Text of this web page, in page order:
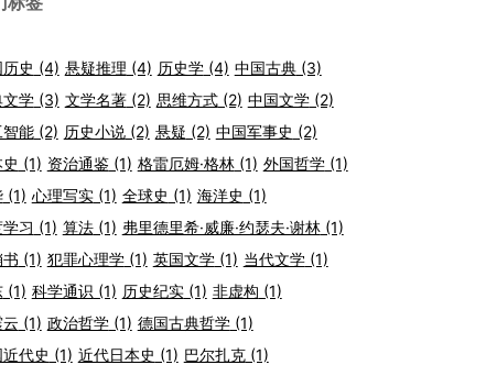
史 (4) 悬疑推理 (4) 历史学(4) 中国古典(3)
学(3) 文学名著(2) 思维方式(2) 中国文学(2)
智能(2) 历史小说(2) 悬疑 (2) 中国军事史 (2)
(1) 资治通鉴(1) 格雷厄姆·格林(1) 外国哲学(1)
(1) 心理写实(1) 全球史 (1) 海洋史 (1)
习 (1) 算法(1) 弗里德里希·威廉·约瑟夫·谢林(1)
(1) 犯罪心理学(1) 英国文学(1) 当代文学(1)
(1) 科学通识 (1) 历史纪实(1) 非虚构 (1)
(1) 政治哲学(1) 德国古典哲学(1)
代史 (1) 近代日本史 (1) 巴尔扎克(1)